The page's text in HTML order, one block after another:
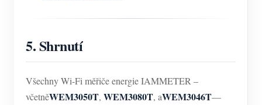
5. Shrnutí
Všechny Wi-Fi měřiče energie IAMMETER –
včetněWEM3050T, WEM3080T, aWEM3046T—